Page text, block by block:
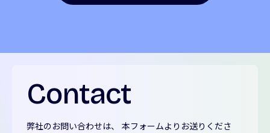
Contact
弊社のお問い合わせは、 本フォームよりお送りくださ